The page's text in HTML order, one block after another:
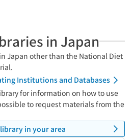
in Japan
Japan other than the National Diet
Institutions and Databases
for information on how to use
to request materials from the
in your area